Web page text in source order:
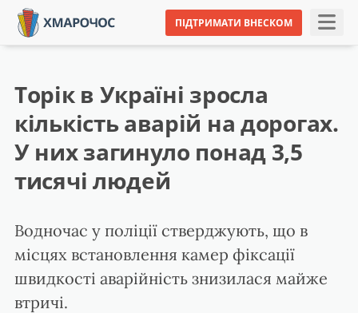
ПІДТРИМАТИ ВНЕСКОМ
Торік в Україні зросла
кількість аварій на дорогах.
У них загинуло понад 3,5
тисячі людей
Водночас у поліції стверджують, що в
місцях встановлення камер фіксації
швидкості аварійність знизилася майже
втричі.